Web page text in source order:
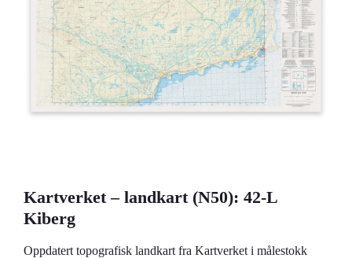
Kartverket – landkart (N50): 42-L
Kiberg
Oppdatert topografisk landkart fra Kartverket i målestokk